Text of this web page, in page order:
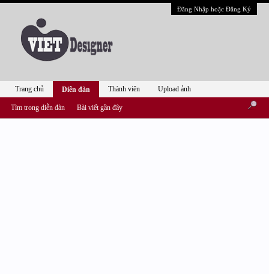
Đăng Nhập hoặc Đăng Ký
Trang chủ Diễn đàn
Tìm trong diễn đàn Bài viết gần đây
Thành viên Upload ảnh